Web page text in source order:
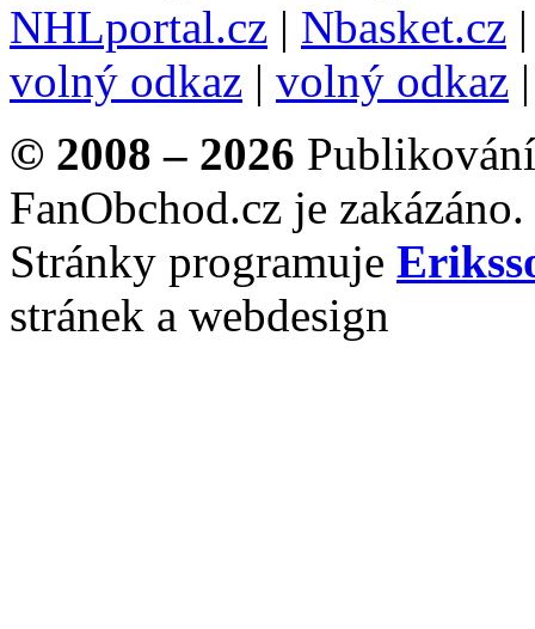
NHLportal.cz | Nbasket.cz
volný odkaz | volný odkaz
© 2008 – 2026
FanObchod.cz je zakázáno.
Stránky programuje
stránek a webdesign